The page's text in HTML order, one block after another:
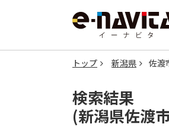
トップ 新潟県 佐渡
検索結果
(新潟県佐渡